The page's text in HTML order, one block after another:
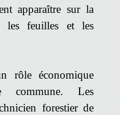
apparaître sur la
les feuilles et les
rôle économique
commune. Les
forestier de